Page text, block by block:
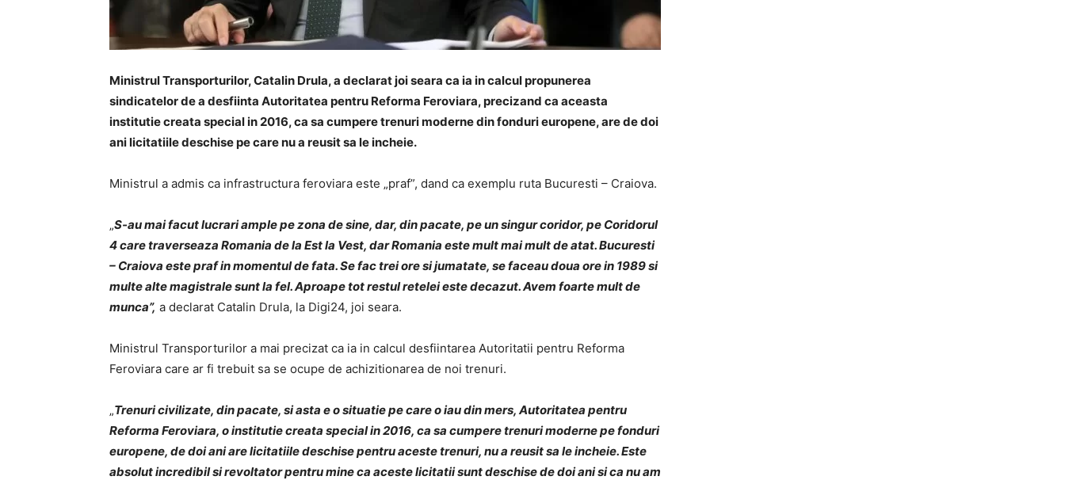
Ministrul Transporturilor, Catalin Drula, a declarat joi seara ca ia in calcul propunerea
sindicatelor de a desfiinta Autoritatea pentru Reforma Feroviara, precizand ca aceasta
institutie creata special in 2016, ca sa cumpere trenuri moderne din fonduri europene, are de doi
ani licitatiile deschise pe care nu a reusit sa le incheie.
Ministrul a admis ca infrastructura feroviara este „praf”, dand ca exemplu ruta Bucuresti – Craiova.
„S-au mai facut lucrari ample pe zona de sine, dar, din pacate, pe un singur coridor, pe Coridorul
4 care traverseaza Romania de la Est la Vest, dar Romania este mult mai mult de atat. Bucuresti
– Craiova este praf in momentul de fata. Se fac trei ore si jumatate, se faceau doua ore in 1989 si
multe alte magistrale sunt la fel. Aproape tot restul retelei este decazut. Avem foarte mult de
munca”, a declarat Catalin Drula, la Digi24, joi seara.
Ministrul Transporturilor a mai precizat ca ia in calcul desfiintarea Autoritatii pentru Reforma
Feroviara care ar fi trebuit sa se ocupe de achizitionarea de noi trenuri.
„Trenuri civilizate, din pacate, si asta e o situatie pe care o iau din mers, Autoritatea pentru
Reforma Feroviara, o institutie creata special in 2016, ca sa cumpere trenuri moderne pe fonduri
europene, de doi ani are licitatiile deschise pentru aceste trenuri, nu a reusit sa le incheie. Este
absolut incredibil si revoltator pentru mine ca aceste licitatii sunt deschise de doi ani si ca nu am